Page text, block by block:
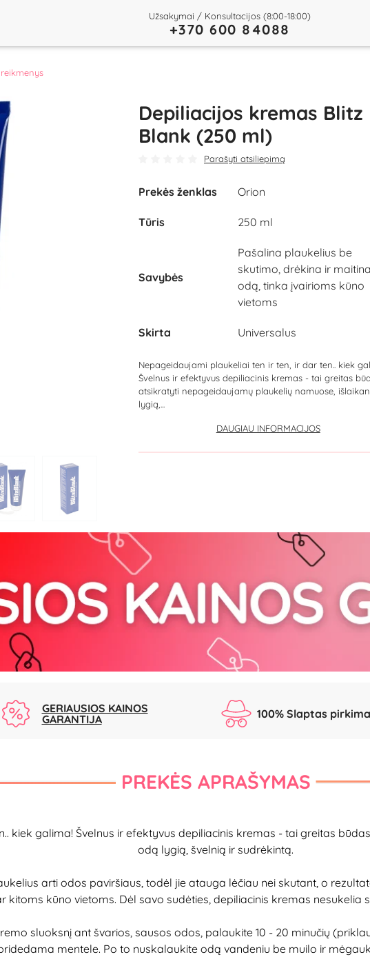
Užsakymai / Konsultacijos (8:00-18:00)
+370 600 84088
Depiliacijos kremas Blitz
Blank (250 ml)
Parašyti atsiliepimą
Prekės ženklas Orion
Tūris 250 ml
Savybės
Pašalina plaukelius be
skutimo, drėkina ir maitina
odą, tinka įvairioms kūno
vietoms
Skirta Universalus
Nepageidaujami plaukeliai ten ir ten, ir dar ten.. kiek
Švelnus ir efektyvus depiliacinis kremas - tai greitas
atsikratyti nepageidaujamų plaukelių namuose,
lygią,...
DAUGIAU INFORMACIJOS
GERIAUSIOS KAINOS
GARANTIJA
100% Slaptas
PREKĖS APRAŠYMAS
kiek galima! Švelnus ir efektyvus depiliacinis kremas - tai greitas
odą lygią, švelnią ir sudrėkintą.
arti odos paviršiaus, todėl jie atauga lėčiau nei skutant, o
kitoms kūno vietoms. Dėl savo sudėties, depiliacinis kremas nesukelia
sluoksnį ant švarios, sausos odos, palaukite 10 - 20 minučių
mentele. Po to nuskalaukite odą vandeniu be muilo ir